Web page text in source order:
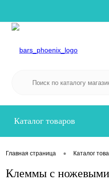
Каталог товаров
Главная страница • Каталог
Клеммы с ножевыми